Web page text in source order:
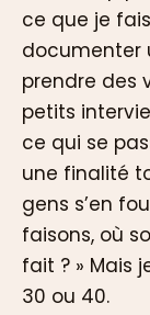
ce que je
documenter
prendre des
petits
ce qui se
une finalité
gens s’en
faisons, où
fait ? » Mais
30 ou 40.